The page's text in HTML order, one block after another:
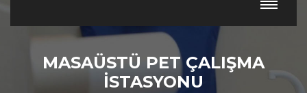
MASAÜSTÜ PET ÇALIŞMA
İSTASYONU